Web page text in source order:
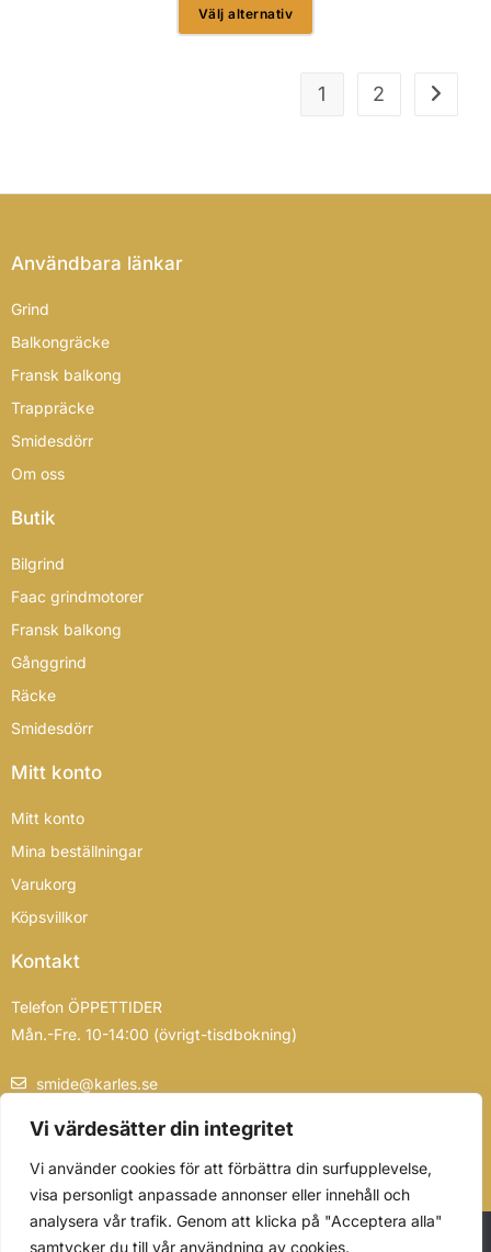
Vi värdesätter din integritet
Vi använder cookies för att förbättra din surfupplevelse,
visa personligt anpassade annonser eller innehåll och
analysera vår trafik. Genom att klicka på "Acceptera alla"
samtycker du till vår användning av cookies.
Välj alternativ
1 2
Användbara länkar
Grind
Balkongräcke
Fransk balkong
Trappräcke
Smidesdörr
Om oss
Butik
Bilgrind
Faac grindmotorer
Fransk balkong
Gånggrind
Räcke
Smidesdörr
Mitt konto
Mitt konto
Mina beställningar
Varukorg
Köpsvillkor
Kontakt
Telefon ÖPPETTIDER
Mån.-Fre. 10-14:00 (övrigt-tisdbokning)
smide@karles.se
0739-839355
Vi använder cookies för att se till att vi ger dig den bästa